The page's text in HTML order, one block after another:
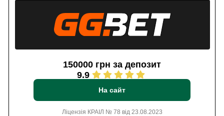
150000 грн за депозит
9.9
На сайт
Ліцензія КРАІЛ № 78 від 23.08.2023